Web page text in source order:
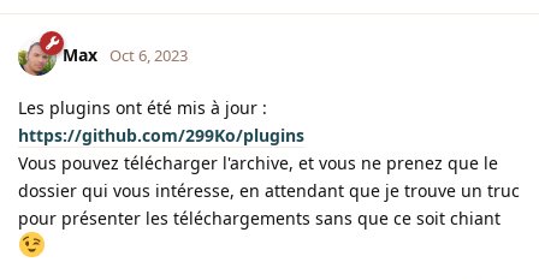
Max Oct 6, 2023
Les plugins ont été mis à jour :
https://github.com/299Ko/plugins
Vous pouvez télécharger l'archive, et vous ne prenez que le
dossier qui vous intéresse, en attendant que je trouve un truc
pour présenter les téléchargements sans que ce soit chiant